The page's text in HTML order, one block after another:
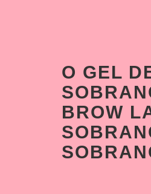
O GEL
BROW